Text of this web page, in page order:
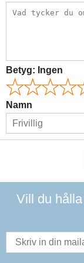
Betyg: Ingen
Namn
Vill du